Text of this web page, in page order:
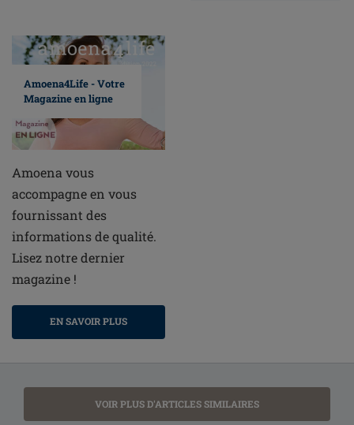
Amoena4Life - Votre
Magazine en ligne
Amoena vous
accompagne en vous
fournissant des
informations de qualité.
Lisez notre dernier
magazine !
EN SAVOIR PLUS
VOIR PLUS D'ARTICLES SIMILAIRES